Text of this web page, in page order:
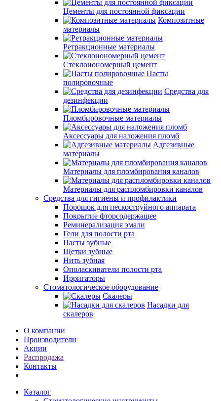
Цементы для постоянной фиксации
Композитные
материалы
Ретракционные материалы
Стеклоиономерный цемент
Пасты
полировочные
Средства для
дезинфекции
Пломбировочные материалы
Аксессуары для наложения пломб
Адгезивные
материалы
Материалы для пломбирования каналов
Материалы для распломбировки каналов
Средства для гигиены и профилактики
Порошок для пескоструйного аппарата
Покрытие фторсодержащее
Реминерализация эмали
Гели для полости рта
Пасты зубные
Щетки зубные
Нить зубная
Ополаскиватели полости рта
Ирригаторы
Стоматологическое оборудование
Скалеры
Насадки для
скалеров
О компании
Производители
Акции
Распродажа
Контакты
Каталог